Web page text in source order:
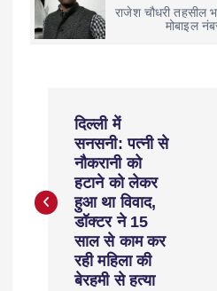
राजेश चौधरी तहसील
मोबाइल
दिल्ली में
सनसनी: पत्नी से
नौकरानी को
हटाने को लेकर
हुआ था विवाद,
डॉक्टर ने 15
साल से काम कर
रही महिला की
बेरहमी से हत्या